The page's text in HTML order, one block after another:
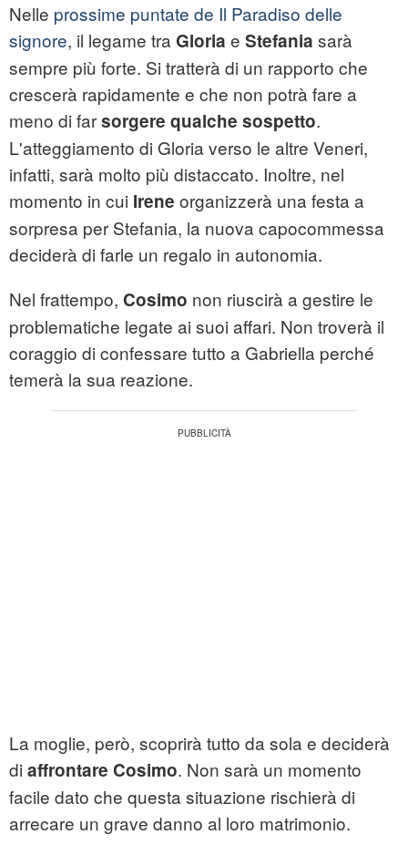
Nelle prossime puntate de Il Paradiso delle
signore, il legame tra Gloria e Stefania sarà
sempre più forte. Si tratterà di un rapporto che
crescerà rapidamente e che non potrà fare a
meno di farsorgere qualche sospetto.
L'atteggiamento di Gloria verso le altre Veneri,
infatti, sarà molto più distaccato. Inoltre, nel
momento in cui Irene organizzerà una festa a
sorpresa per Stefania, la nuova capocommessa
deciderà di farle un regalo in autonomia.
Nel frattempo, Cosimo non riuscirà a gestire le
problematiche legate ai suoi affari. Non troverà il
coraggio di confessare tutto a Gabriella perché
temerà la sua reazione.
La moglie, però, scoprirà tutto da sola e deciderà
di affrontare Cosimo. Non sarà un momento
facile dato che questa situazione rischierà di
arrecare un grave danno al loro matrimonio.